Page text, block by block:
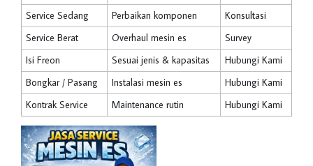
Service Sedang
Perbaikan komponen
Konsultasi
Service Berat
Overhaul mesin es
Survey
Isi Freon
Sesuai jenis & kapasitas
Hubungi Kami
Bongkar / Pasang
Instalasi mesin es
Hubungi Kami
Kontrak Service
Maintenance rutin Hubungi Kami